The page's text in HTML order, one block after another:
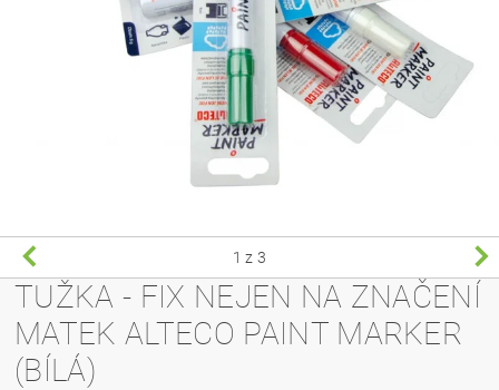
1 z 3
TUŽKA - FIX NEJEN NA ZNAČENÍ
MATEK ALTECO PAINT MARKER
(BÍLÁ)